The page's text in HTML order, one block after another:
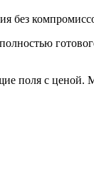
без
поля с ценой.